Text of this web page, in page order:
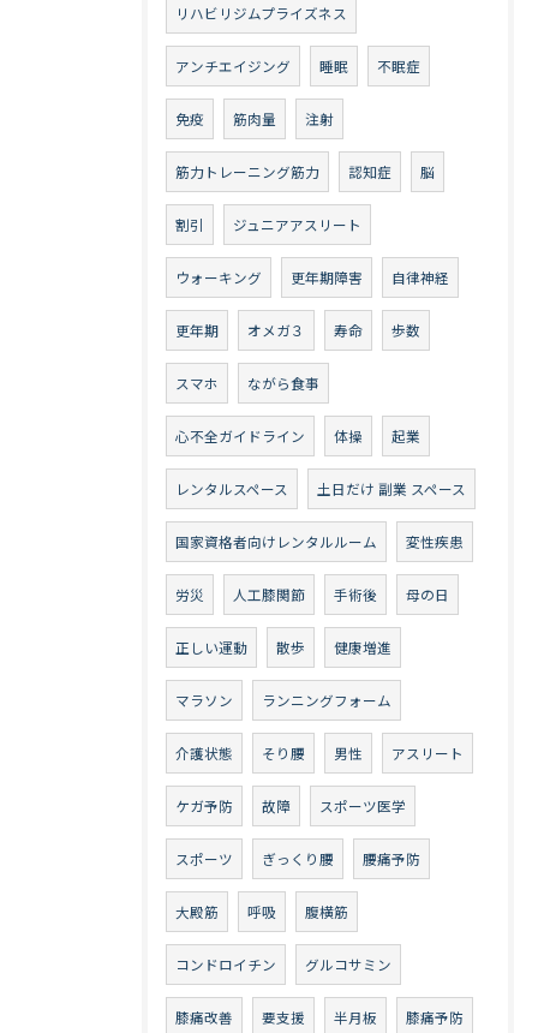
リハビリジムプライズネス
アンチエイジング 睡眠 不眠症
免疫 筋肉量 注射
筋力トレーニング筋力 認知症 脳
割引 ジュニアアスリート
ウォーキング 更年期障害 自律神経
更年期 オメガ３ 寿命 歩数
スマホ ながら食事
心不全ガイドライン 体操 起業
レンタルスペース 土日だけ 副業 スペース
国家資格者向けレンタルルーム 変性疾患
労災 人工膝関節 手術後 母の日
正しい運動 散歩 健康増進
マラソン ランニングフォーム
介護状態 そり腰 男性 アスリート
ケガ予防 故障 スポーツ医学
スポーツ ぎっくり腰 腰痛予防
大殿筋 呼吸 腹横筋
コンドロイチン グルコサミン
膝痛改善 要支援 半月板 膝痛予防